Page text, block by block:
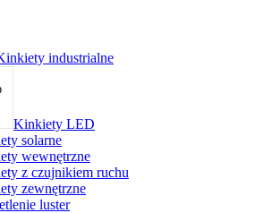
industrialne
Kinkiety LED
solarne
wewnętrzne
z czujnikiem ruchu
zewnętrzne
luster